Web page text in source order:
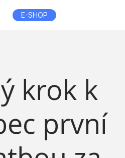
E-SHOP
krok k
první